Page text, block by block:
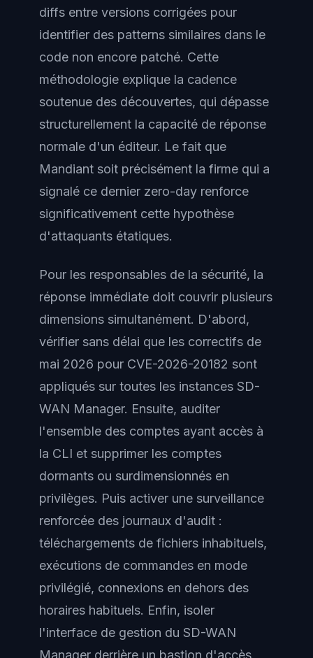
diffs entre versions corrigées pour
identifier des patterns similaires dans le
code non encore patché. Cette
méthodologie explique la cadence
soutenue des découvertes, qui dépasse
structurellement la capacité de réponse
normale d'un éditeur. Le fait que
Mandiant soit précisément la firme qui a
signalé ce dernier zero-day renforce
significativement cette hypothèse
d'attaquants étatiques.
Pour les responsables de la sécurité, la
réponse immédiate doit couvrir plusieurs
dimensions simultanément. D'abord,
vérifier sans délai que les correctifs de
mai 2026 pour CVE-2026-20182 sont
appliqués sur toutes les instances SD-
WAN Manager. Ensuite, auditer
l'ensemble des comptes ayant accès à
la CLI et supprimer les comptes
dormants ou surdimensionnés en
privilèges. Puis activer une surveillance
renforcée des journaux d'audit :
téléchargements de fichiers inhabituels,
exécutions de commandes en mode
privilégié, connexions en dehors des
horaires habituels. Enfin, isoler
l'interface de gestion du SD-WAN
Manager derrière un bastion d'accès